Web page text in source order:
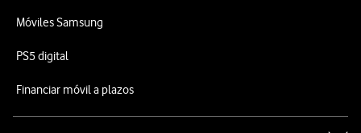
Móviles Samsung
PS5 digital
Financiar móvil a plazos